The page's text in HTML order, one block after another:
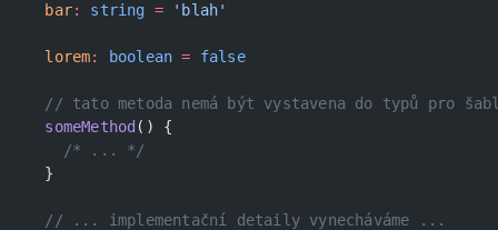
  bar
: string = 'blah'
  lorem
: boolean = false
// tato metoda nemá být vystavena do typů pro
  someMethod
() {
    /* ... */
  }
  // ... implementační detaily vynecháváme ...